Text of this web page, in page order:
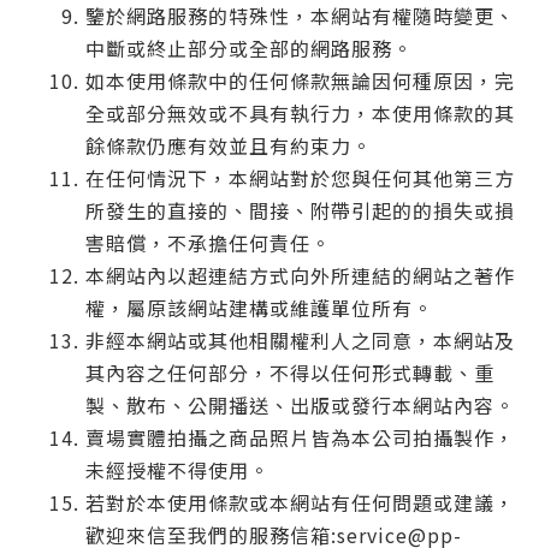
鑒於網路服務的特殊性，本網站有權隨時變更、
中斷或終止部分或全部的網路服務。
如本使用條款中的任何條款無論因何種原因，完
全或部分無效或不具有執行力，本使用條款的其
餘條款仍應有效並且有約束力。
在任何情況下，本網站對於您與任何其他第三方
所發生的直接的、間接、附帶引起的的損失或損
害賠償，不承擔任何責任。
本網站內以超連結方式向外所連結的網站之著作
權，屬原該網站建構或維護單位所有。
非經本網站或其他相關權利人之同意，本網站及
其內容之任何部分，不得以任何形式轉載、重
製、散布、公開播送、出版或發行本網站內容。
賣場實體拍攝之商品照片皆為本公司拍攝製作，
未經授權不得使用。
若對於本使用條款或本網站有任何問題或建議，
歡迎來信至我們的服務信箱:service@pp-